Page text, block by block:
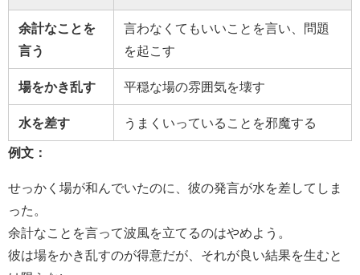
余計なことを
言う
言わなくてもいいことを言い、問題
を起こす
場をかき乱す 平穏な場の雰囲気を壊す
水を差す うまくいっていることを邪魔する
例文：
せっかく場が和んでいたのに、彼の発言が水を差してしま
った。
余計なことを言って波風を立てるのはやめよう。
彼は場をかき乱すのが得意だが、それが良い結果を生むと